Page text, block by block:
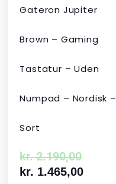
Gateron Jupiter
Brown – Gaming
Tastatur – Uden
Numpad – Nordisk –
Sort
kr.2.190,00
kr. 1.465,00